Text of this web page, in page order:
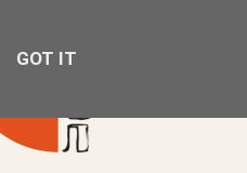
GOT IT